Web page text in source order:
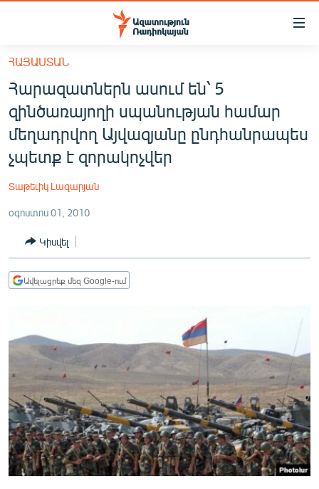
Մատչելիության
հիմնական
բովանդակությանը
Անցնել
հիմնական
մենյուին
Որոնում
ՀԱՅԱՍՏԱՆ
ՔԱՂԱՔԱԿԱՆ
ԸՆՏՐՈՒԹՅՈՒՆՆԵՐ 2026
ՊԱՏԵՐԱԶՄԻ 6 ՇԱԲԱԹՆԵՐԸ
ՄՇԱԿՈՒՅԹ
ՍՊՈՐՏ
ՄԵԿՆԱԲԱՆՈՒԹՅՈՒՆ
ՏՏ ԵՒ ԻՆՏԵՐՆԵՏ
ԿՈՐՈՆԱՎԻՐՈՒՍ
ՀԱՅԱՍՏԱՆ
Հարազատներն ասում են՝ 5
զինծառայողի սպանության համար
մեղադրվող Այվազյանը ընդհանրապես
չպետք է զորակոչվեր
Տաթեւիկ Լազարյան
օգոստոս 01, 2010
Կիսվել
Ավելացրեք մեզ Google-ում